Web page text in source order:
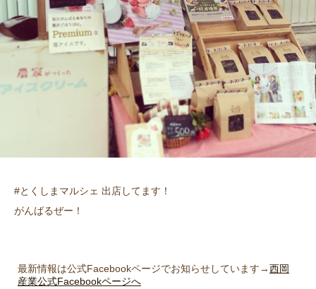
#とくしまマルシェ 出店してます！
がんばるぜー！
最新情報は公式Facebookページでお知らせしています→西岡
産業公式Facebookページへ